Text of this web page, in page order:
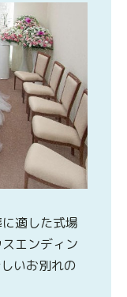
適した式場
エンディン
いお別れの